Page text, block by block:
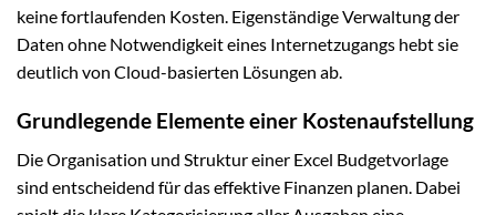
keine fortlaufenden Kosten. Eigenständige Verwaltung der
Daten ohne Notwendigkeit eines Internetzugangs hebt sie
deutlich von Cloud-basierten Lösungen ab.
Grundlegende Elemente einer Kostenaufstellung
Die Organisation und Struktur einer Excel Budgetvorlage
sind entscheidend für das effektive Finanzen planen. Dabei